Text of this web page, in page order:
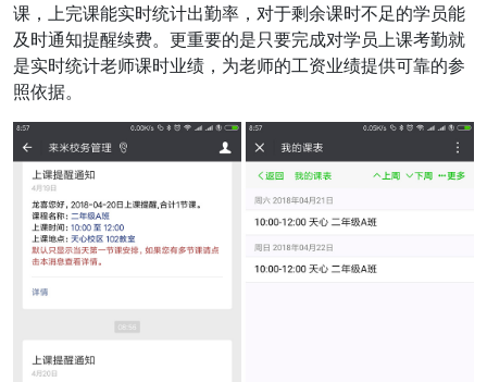
课，上完课能实时统计出勤率，对于剩余课时不足的学员能
及时通知提醒续费。更重要的是只要完成对学员上课考勤就
是实时统计老师课时业绩，为老师的工资业绩提供可靠的参
照依据。